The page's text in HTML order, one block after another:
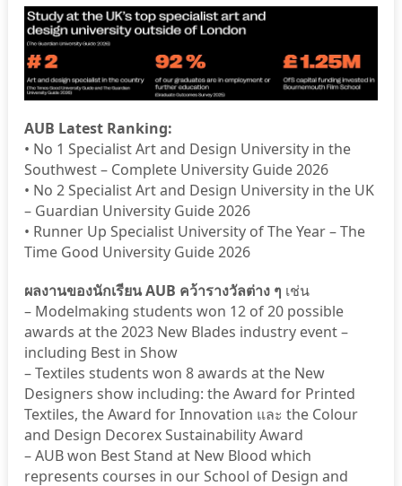
AUB Latest Ranking:
• No 1 Specialist Art and Design University in the
Southwest – Complete University Guide 2026
• No 2 Specialist Art and Design University in the UK
– Guardian University Guide 2026
• Runner Up Specialist University of The Year – The
Time Good University Guide 2026
ผลงานของนักเรียน AUB คว้ารางวัลต่าง ๆ เช่น
– Modelmaking students won 12 of 20 possible
awards at the 2023 New Blades industry event –
including Best in Show
– Textiles students won 8 awards at the New
Designers show including: the Award for Printed
Textiles, the Award for Innovation และ the Colour
and Design Decorex Sustainability Award
– AUB won Best Stand at New Blood which
represents courses in our School of Design and